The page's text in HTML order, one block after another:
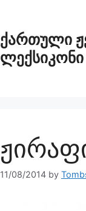
ქართული
ლექსიკონი
11/08/2014 by